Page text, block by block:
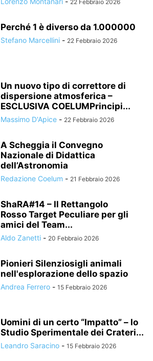
22 Febbraio 2026
Perché 1 è diverso da 1.000000
Stefano Marcellini - 22 Febbraio 2026
Un nuovo tipo di correttore di
dispersione atmosferica –
ESCLUSIVA COELUMPrincipi...
Massimo D'Apice - 22 Febbraio 2026
A Scheggia il Convegno
Nazionale di Didattica
dell’Astronomia
Redazione Coelum - 21 Febbraio 2026
ShaRA#14 – Il Rettangolo
Rosso Target Peculiare per gli
amici del Team...
Aldo Zanetti - 20 Febbraio 2026
Pionieri Silenziosigli animali
nell'esplorazione dello spazio
Andrea Ferrero - 15 Febbraio 2026
Uomini di un certo “Impatto” – lo
Studio Sperimentale dei Crateri...
Leandro Saracino - 15 Febbraio 2026